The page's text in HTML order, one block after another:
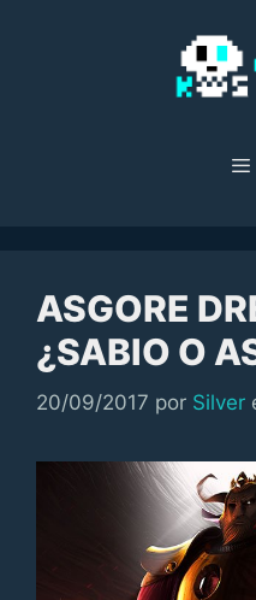
ASGORE
¿SABIO O
20/09/2017 por Silver